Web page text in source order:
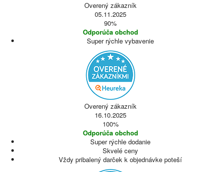
Overený zákazník
05.11.2025
90%
Odporúča obchod
Super rýchle vybavenie
Overený zákazník
16.10.2025
100%
Odporúča obchod
Super rýchle dodanie
Skvelé ceny
Vždy pribalený darček k objednávke poteší